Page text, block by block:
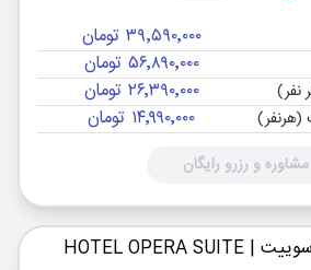
۳۹٬۵۹۰٬۰۰۰ تومان
۵۶٬۸۹۰٬۰۰۰ تومان
۲۶٬۳۹۰٬۰۰۰ تومان
۱۴٬۹۹۰٬۰۰۰ تومان
مشاوره و رزرو رایگان
سوییت | HOTEL OPERA SUITE